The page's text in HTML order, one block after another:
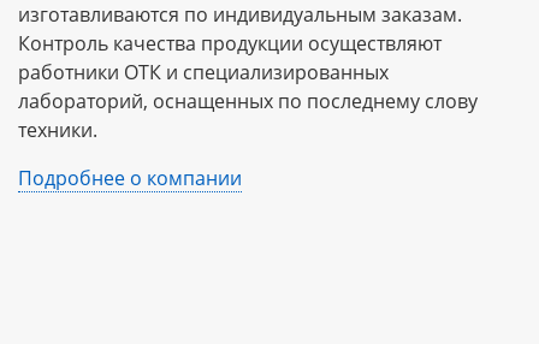
изготавливаются по индивидуальным заказам.
Контроль качества продукции осуществляют
работники ОТК и специализированных
лабораторий, оснащенных по последнему слову
техники.
Подробнее о компании